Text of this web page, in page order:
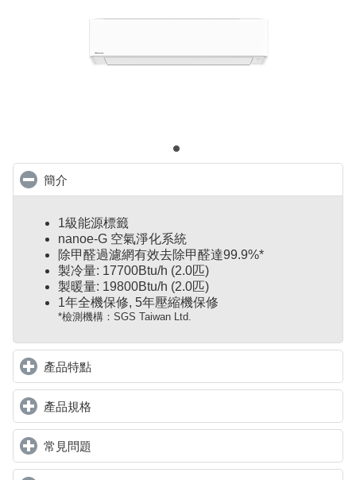
簡介
1級能源標籤
nanoe-G 空氣淨化系統
除甲醛過濾網有效去除甲醛達99.9%*
製冷量: 17700Btu/h (2.0匹)
製暖量: 19800Btu/h (2.0匹)
1年全機保修, 5年壓縮機保修
*檢測機構：SGS Taiwan Ltd.
產品特點click to expand contents
產品規格
常見問題